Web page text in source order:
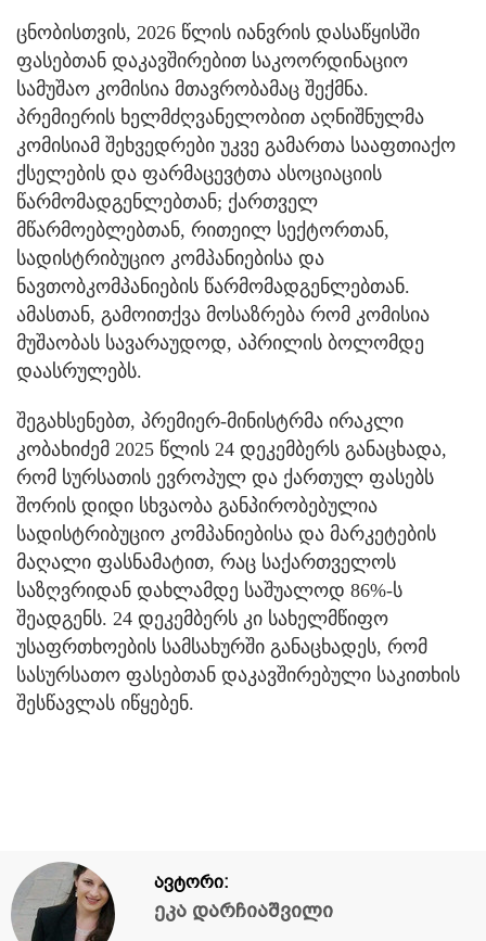
ცნობისთვის, 2026 წლის იანვრის დასაწყისში
ფასებთან დაკავშირებით საკოორდინაციო
სამუშაო კომისია მთავრობამაც შექმნა.
პრემიერის ხელმძღვანელობით აღნიშნულმა
კომისიამ შეხვედრები უკვე გამართა სააფთიაქო
ქსელების და ფარმაცევტთა ასოციაციის
წარმომადგენლებთან; ქართველ
მწარმოებლებთან, რითეილ სექტორთან,
სადისტრიბუციო კომპანიებისა და
ნავთობკომპანიების წარმომადგენლებთან.
ამასთან, გამოითქვა მოსაზრება რომ კომისია
მუშაობას სავარაუდოდ, აპრილის ბოლომდე
დაასრულებს.
შეგახსენებთ, პრემიერ-მინისტრმა ირაკლი
კობახიძემ 2025 წლის 24 დეკემბერს განაცხადა,
რომ სურსათის ევროპულ და ქართულ ფასებს
შორის დიდი სხვაობა განპირობებულია
სადისტრიბუციო კომპანიებისა და მარკეტების
მაღალი ფასნამატით, რაც საქართველოს
საზღვრიდან დახლამდე საშუალოდ 86%-ს
შეადგენს. 24 დეკემბერს კი სახელმწიფო
უსაფრთხოების სამსახურში განაცხადეს, რომ
სასურსათო ფასებთან დაკავშირებული საკითხის
შესწავლას იწყებენ.
ავტორი:
ეკა დარჩიაშვილი